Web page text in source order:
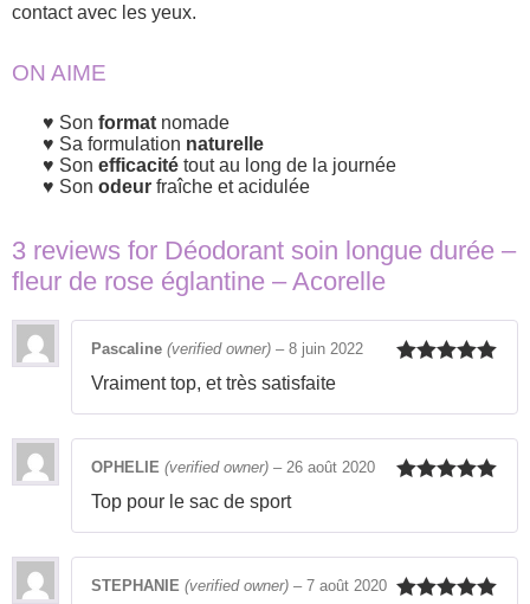
contact avec les yeux.
ON AIME
Son format nomade
Sa formulation naturelle
Son efficacité tout au long de la journée
Son odeur fraîche et acidulée
3 reviews for Déodorant soin longue durée –
fleur de rose églantine – Acorelle
Pascaline (verified owner) – 8 juin 2022
Vraiment top, et très satisfaite
OPHELIE (verified owner) – 26 août 2020
Top pour le sac de sport
STEPHANIE (verified owner) – 7 août 2020